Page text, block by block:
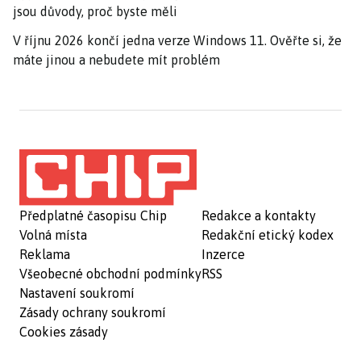
jsou důvody, proč byste měli
V říjnu 2026 končí jedna verze Windows 11. Ověřte si, že
máte jinou a nebudete mít problém
Předplatné časopisu Chip
Volná místa
Reklama
Všeobecné obchodní podmínky
Nastavení soukromí
Zásady ochrany soukromí
Cookies zásady
Redakce a kontakty
Redakční etický kodex
Inzerce
RSS